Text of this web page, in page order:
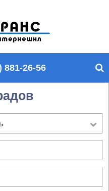
п
й
у
881-26-56